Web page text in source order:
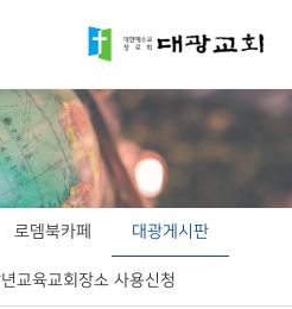
로뎀북카페 대광게시판
교육교회장소 사용신청